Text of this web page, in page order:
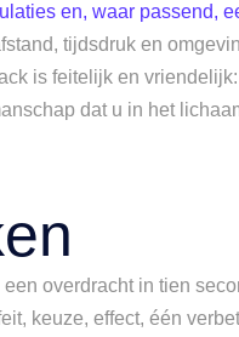
en, waar passend,
tijdsdruk en
is feitelijk en
dat u in het
overdracht in tien
keuze, effect, één